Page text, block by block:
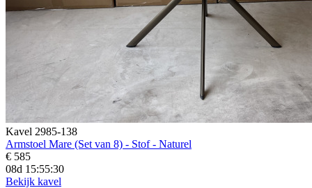
Kavel 2985-138
Armstoel Mare (Set van 8) - Stof - Naturel
€ 585
08d 15:55:29
Bekijk kavel